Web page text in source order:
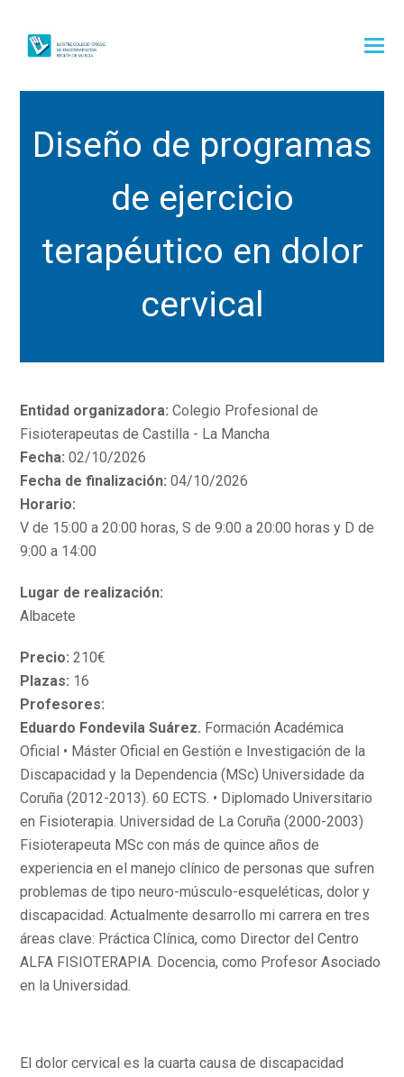
Diseño de programas
de ejercicio
terapéutico en dolor
cervical
Entidad organizadora: Colegio Profesional de
Fisioterapeutas de Castilla - La Mancha
Fecha: 02/10/2026
Fecha de finalización: 04/10/2026
Horario:
V de 15:00 a 20:00 horas, S de 9:00 a 20:00 horas y D de
9:00 a 14:00
Lugar de realización:
Albacete
Precio: 210€
Plazas: 16
Profesores:
Eduardo Fondevila Suárez. Formación Académica
Oficial • Máster Oficial en Gestión e Investigación de la
Discapacidad y la Dependencia (MSc) Universidade da
Coruña (2012-2013). 60 ECTS. • Diplomado Universitario
en Fisioterapia. Universidad de La Coruña (2000-2003)
Fisioterapeuta MSc con más de quince años de
experiencia en el manejo clínico de personas que sufren
problemas de tipo neuro-músculo-esqueléticas, dolor y
discapacidad. Actualmente desarrollo mi carrera en tres
áreas clave: Práctica Clínica, como Director del Centro
ALFA FISIOTERAPIA. Docencia, como Profesor Asociado
en la Universidad.
El dolor cervical es la cuarta causa de discapacidad